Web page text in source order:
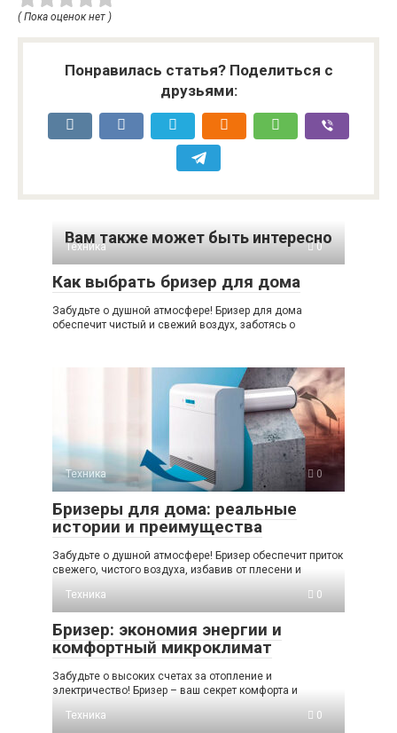
( Пока оценок нет )
Понравилась статья? Поделиться с
друзьями:
Вам также может быть интересно
Техника 0
Как выбрать бризер для дома
Забудьте о душной атмосфере! Бризер для дома
обеспечит чистый и свежий воздух, заботясь о
Техника 0
Бризеры для дома: реальные
истории и преимущества
Забудьте о душной атмосфере! Бризер обеспечит приток
свежего, чистого воздуха, избавив от плесени и
Техника
0
Бризер: экономия энергии и
комфортный микроклимат
Забудьте о высоких счетах за отопление и
электричество! Бризер – ваш секрет комфорта и
Техника
0